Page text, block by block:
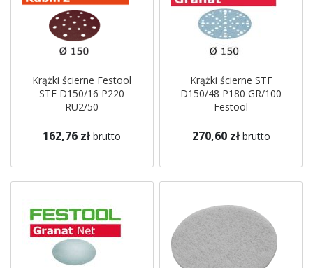
Krążki ścierne Festool
STF D150/16 P220
RU2/50
162,76 zł brutto
Krążki ścierne STF
D150/48 P180 GR/100
Festool
270,60 zł brutto